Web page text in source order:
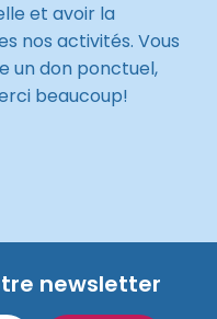
et avoir la
nos activités. Vous
un don ponctuel,
beaucoup!
newsletter